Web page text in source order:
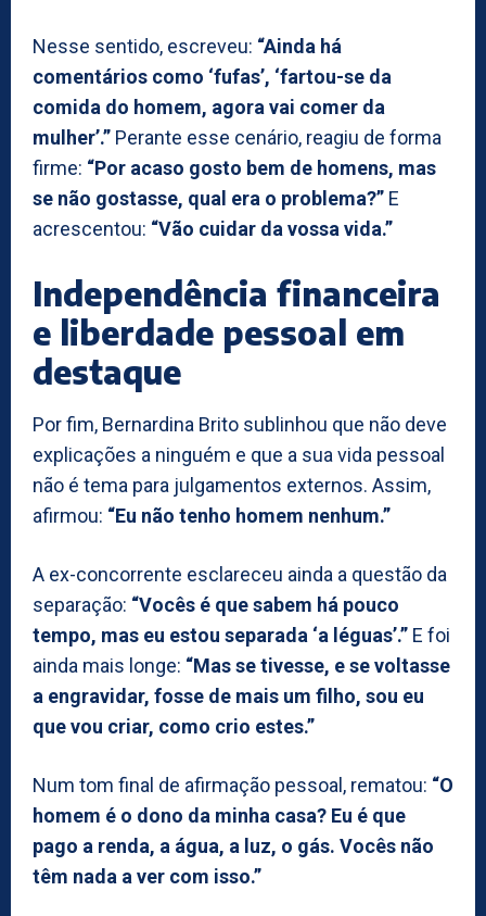
Nesse sentido, escreveu: “Ainda há
comentários como ‘fufas’, ‘fartou-se da
comida do homem, agora vai comer da
mulher’.” Perante esse cenário, reagiu de forma
firme: “Por acaso gosto bem de homens, mas
se não gostasse, qual era o problema?” E
acrescentou: “Vão cuidar da vossa vida.”
Independência financeira
e liberdade pessoal em
destaque
Por fim, Bernardina Brito sublinhou que não deve
explicações a ninguém e que a sua vida pessoal
não é tema para julgamentos externos. Assim,
afirmou: “Eu não tenho homem nenhum.”
A ex-concorrente esclareceu ainda a questão da
separação: “Vocês é que sabem há pouco
tempo, mas eu estou separada ‘a léguas’.” E foi
ainda mais longe: “Mas se tivesse, e se voltasse
a engravidar, fosse de mais um filho, sou eu
que vou criar, como crio estes.”
Num tom final de afirmação pessoal, rematou: “O
homem é o dono da minha casa? Eu é que
pago a renda, a água, a luz, o gás. Vocês não
têm nada a ver com isso.”